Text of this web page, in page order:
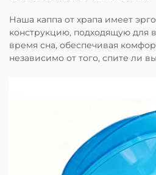
Наша каппа от храпа имеет
конструкцию, подходящую для
время сна, обеспечивая
независимо от того, спите ли